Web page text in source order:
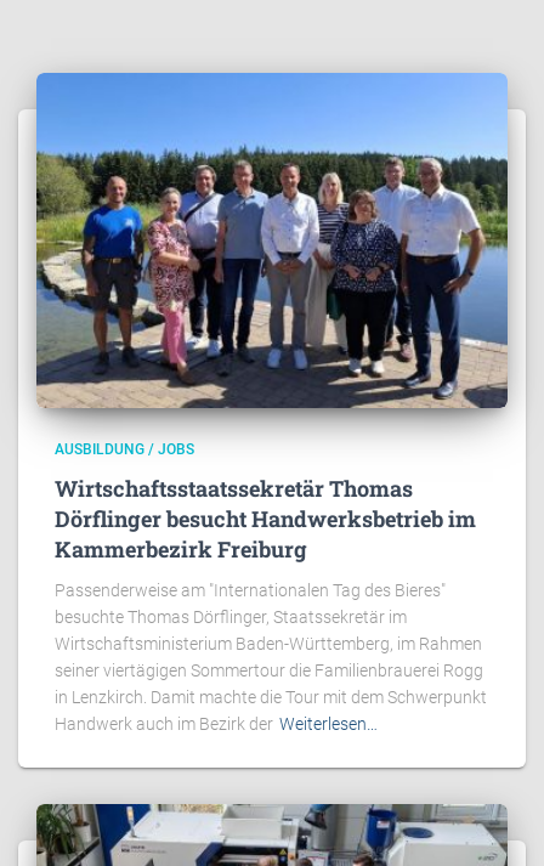
AUSBILDUNG / JOBS
Wirtschaftsstaatssekretär Thomas
Dörflinger besucht Handwerksbetrieb im
Kammerbezirk Freiburg
Passenderweise am "Internationalen Tag des Bieres"
besuchte Thomas Dörflinger, Staatssekretär im
Wirtschaftsministerium Baden-Württemberg, im Rahmen
seiner viertägigen Sommertour die Familienbrauerei Rogg
in Lenzkirch. Damit machte die Tour mit dem Schwerpunkt
Handwerk auch im Bezirk der Weiterlesen…